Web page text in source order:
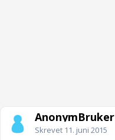
AnonymBruker
Skrevet 11. juni 2015